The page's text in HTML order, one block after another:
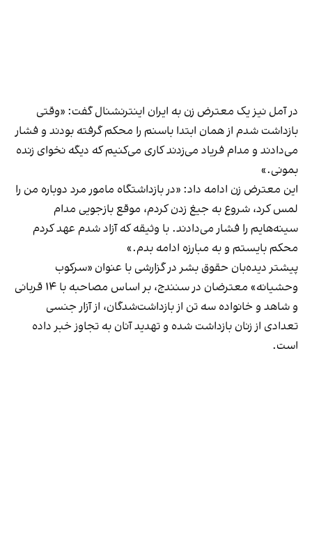
در آمل نیز یک معترض زن به ایران اینترنشنال گفت: «وقتی
بازداشت شدم از همان ابتدا باسنم را محکم گرفته بودند و فشار
می‌دادند و ‌مدام فریاد می‌زدند کاری می‌کنیم که دیگه نخوای زنده
بمونی.»
این معترض زن ادامه داد: «در بازداشتگاه مامور مرد دوباره من را
لمس کرد،‌ شروع به جیغ زدن کردم، موقع بازجویی مدام
سینه‌هایم را فشار می‌دادند. با وثیقه که آزاد شدم عهد کردم
محکم بایستم و به مبارزه ادامه بدم.»
پیشتر دیده‌بان حقوق بشر در گزارشی با عنوان «سرکوب
وحشیانه» معترضان در سنندج، بر اساس مصاحبه با ۱۴ قربانی
و شاهد و خانواده سه تن از بازداشت‌شدگان، از آزار جنسی
تعدادی از زنان بازداشت شده و تهدید آنان به تجاوز خبر داده
است.